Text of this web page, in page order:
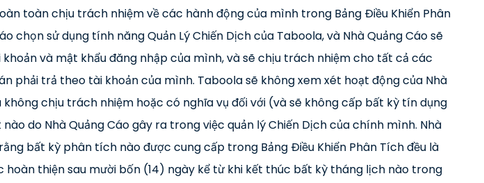
toàn chịu trách nhiệm về các hành động của mình trong Bảng Điều Khiển Phân
chọn sử dụng tính năng Quản Lý Chiến Dịch của Taboola, và Nhà Quảng Cáo sẽ
và mật khẩu đăng nhập của mình, và sẽ chịu trách nhiệm cho tất cả các
phải trả theo tài khoản của mình. Taboola sẽ không xem xét hoạt động của Nhà
không chịu trách nhiệm hoặc có nghĩa vụ đối với (và sẽ không cấp bất kỳ tín dụng
do Nhà Quảng Cáo gây ra trong việc quản lý Chiến Dịch của chính mình. Nhà
bất kỳ phân tích nào được cung cấp trong Bảng Điều Khiển Phân Tích đều là
hoàn thiện sau mười bốn (14) ngày kể từ khi kết thúc bất kỳ tháng lịch nào trong